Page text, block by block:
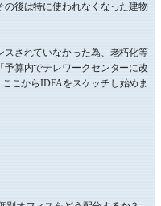
後は特に使われなくなった建物
されていなかった為、老朽化等
算内でテレワークセンターに改
こからIDEAをスケッチし始めま